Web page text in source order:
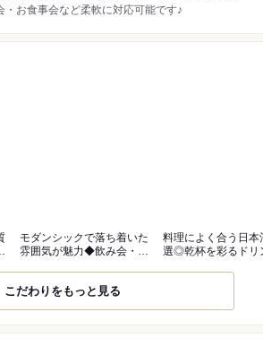
お食事会など柔軟に対応可能です♪
モダンシックで落ち着いた
雰囲気が魅力◆飲み会・女
料理によく合う日本
選◎乾杯を彩るドリ
こだわりをもっと見る